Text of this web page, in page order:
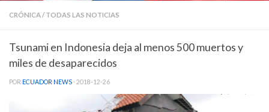
CRÓNICA/ TODAS LAS NOTICIAS
Tsunami en Indonesia deja al menos 500 muertos y
miles de desaparecidos
POR ECUADOR NEWS · 2018-12-26